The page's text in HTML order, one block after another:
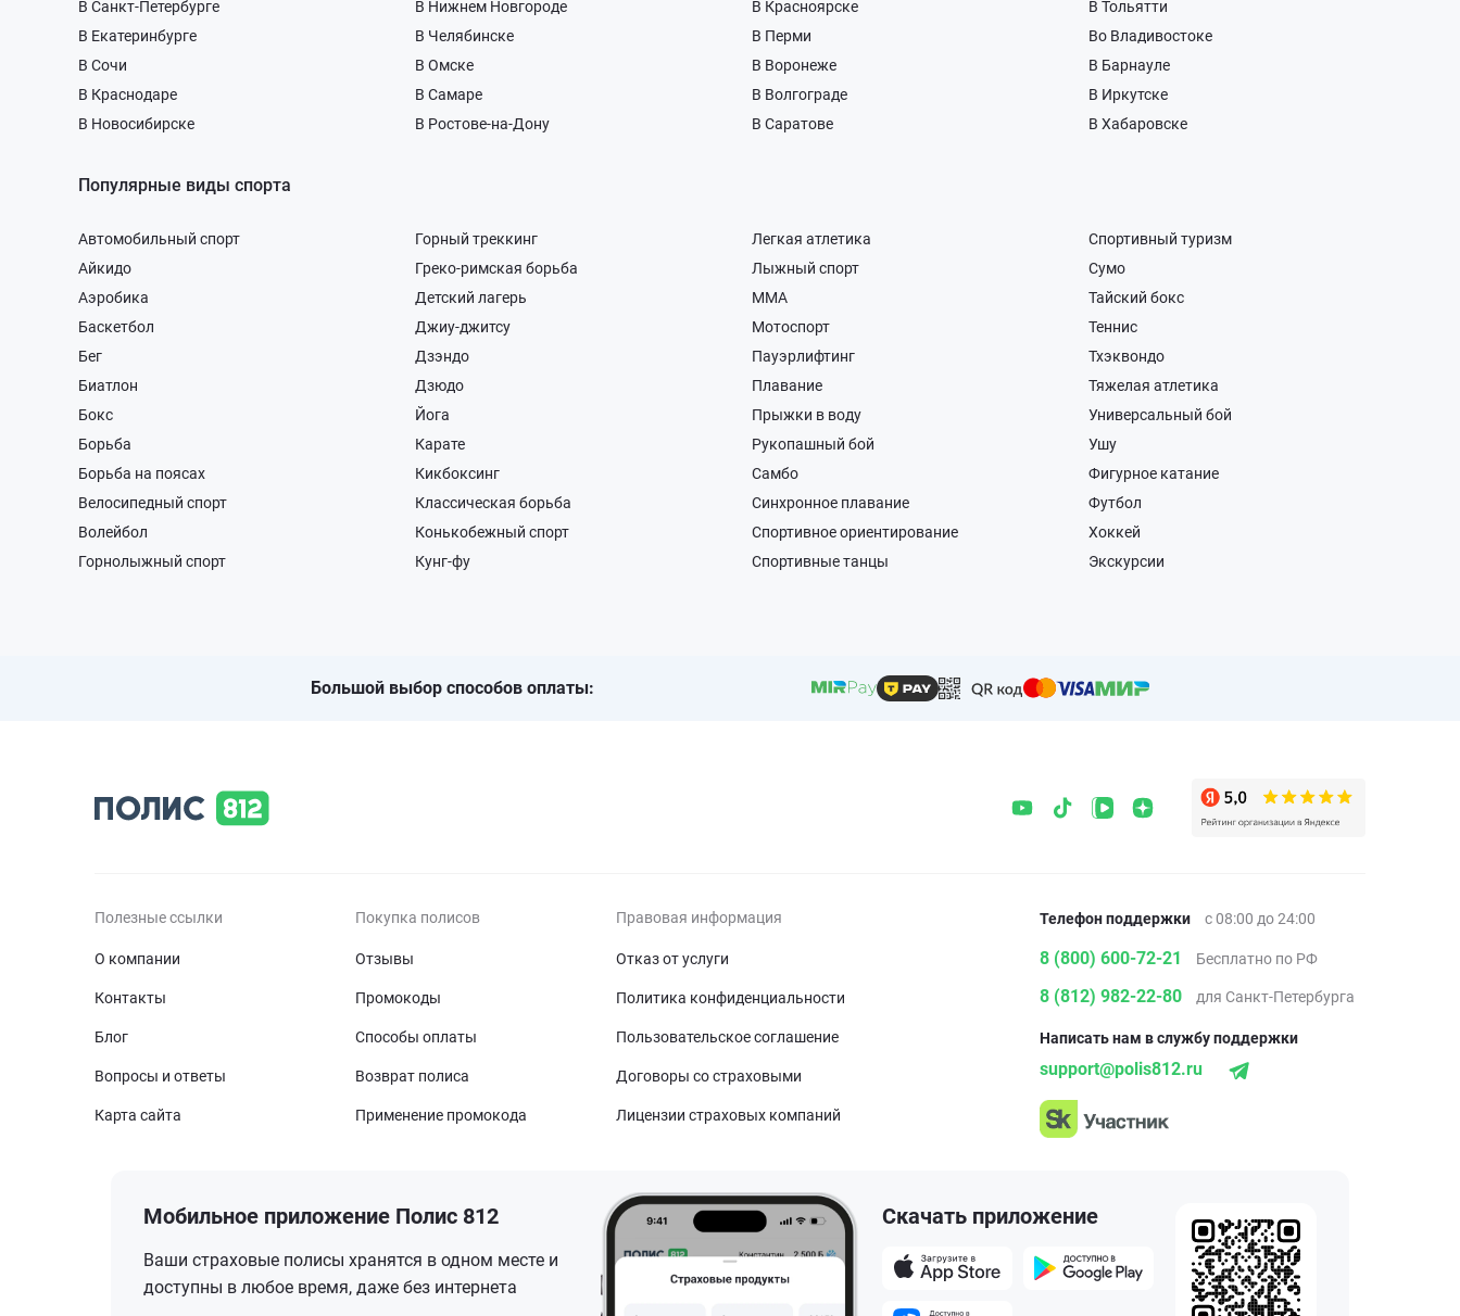
В Санкт-Петербурге
В Екатеринбурге
В Сочи
В Краснодаре
В Новосибирске
В Нижнем Новгороде
В Челябинске
В Омске
В Самаре
В Ростове-на-Дону
В Красноярске
В Перми
В Воронеже
В Волгограде
В Саратове
В Тольятти
Во Владивостоке
В Барнауле
В Иркутске
В Хабаровске
Популярные виды спорта
Автомобильный спорт
Айкидо
Аэробика
Баскетбол
Бег
Биатлон
Бокс
Борьба
Борьба на поясах
Велосипедный спорт
Волейбол
Горнолыжный спорт
Горный треккинг
Греко-римская борьба
Детский лагерь
Джиу-джитсу
Дзэндо
Дзюдо
Йога
Карате
Кикбоксинг
Классическая борьба
Конькобежный спорт
Кунг-фу
Легкая атлетика
Лыжный спорт
ММА
Мотоспорт
Пауэрлифтинг
Плавание
Прыжки в воду
Рукопашный бой
Самбо
Синхронное плавание
Спортивное ориентирование
Спортивные танцы
Спортивный туризм
Сумо
Тайский бокс
Теннис
Тхэквондо
Тяжелая атлетика
Универсальный бой
Ушу
Фигурное катание
Футбол
Хоккей
Экскурсии
Большой выбор способов оплаты:
Полезные ссылки
О компании
Контакты
Блог
Вопросы и ответы
Карта сайта
Покупка полисов
Отзывы
Промокоды
Способы оплаты
Возврат полиса
Применение промокода
Правовая информация
Отказ от услуги
Политика конфиденциальности
Пользовательское соглашение
Договоры со страховыми
Лицензии страховых компаний
Телефон поддержки с 08:00 до 24:00
8 (800) 600-72-21 Бесплатно по РФ
8 (812) 982-22-80 для Санкт-Петербурга
Написать нам в службу поддержки
support@polis812.ru
Мобильное приложение Полис 812
Ваши страховые полисы хранятся в одном месте и
доступны в любое время, даже без интернета
Скачать приложение